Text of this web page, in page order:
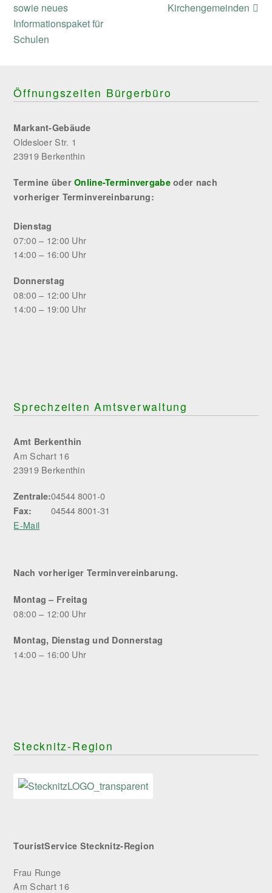
sowie neues
Informationspaket für
Schulen
Kirchengemeinden
Öffnungszeiten Bürgerbüro
Markant-Gebäude
Oldesloer Str. 1
23919 Berkenthin
Termine überOnline-Terminvergabeoder nach
vorheriger Terminvereinbarung:
Dienstag
07:00 – 12:00 Uhr
14:00 – 16:00 Uhr
Donnerstag
08:00 – 12:00 Uhr
14:00 – 19:00 Uhr
Sprechzeiten Amtsverwaltung
Amt Berkenthin
Am Schart 16
23919 Berkenthin
Zentrale:04544 8001-0
Fax:
04544 8001-31
E-Mail
Nach vorheriger Terminvereinbarung.
Montag – Freitag
08:00 – 12:00 Uhr
Montag, Dienstag und Donnerstag
14:00 – 16:00 Uhr
Stecknitz-Region
TouristService Stecknitz-Region
Frau Runge
Am Schart 16